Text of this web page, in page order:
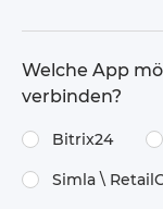
Welche App
verbinden?
Bitrix24
Simla \​